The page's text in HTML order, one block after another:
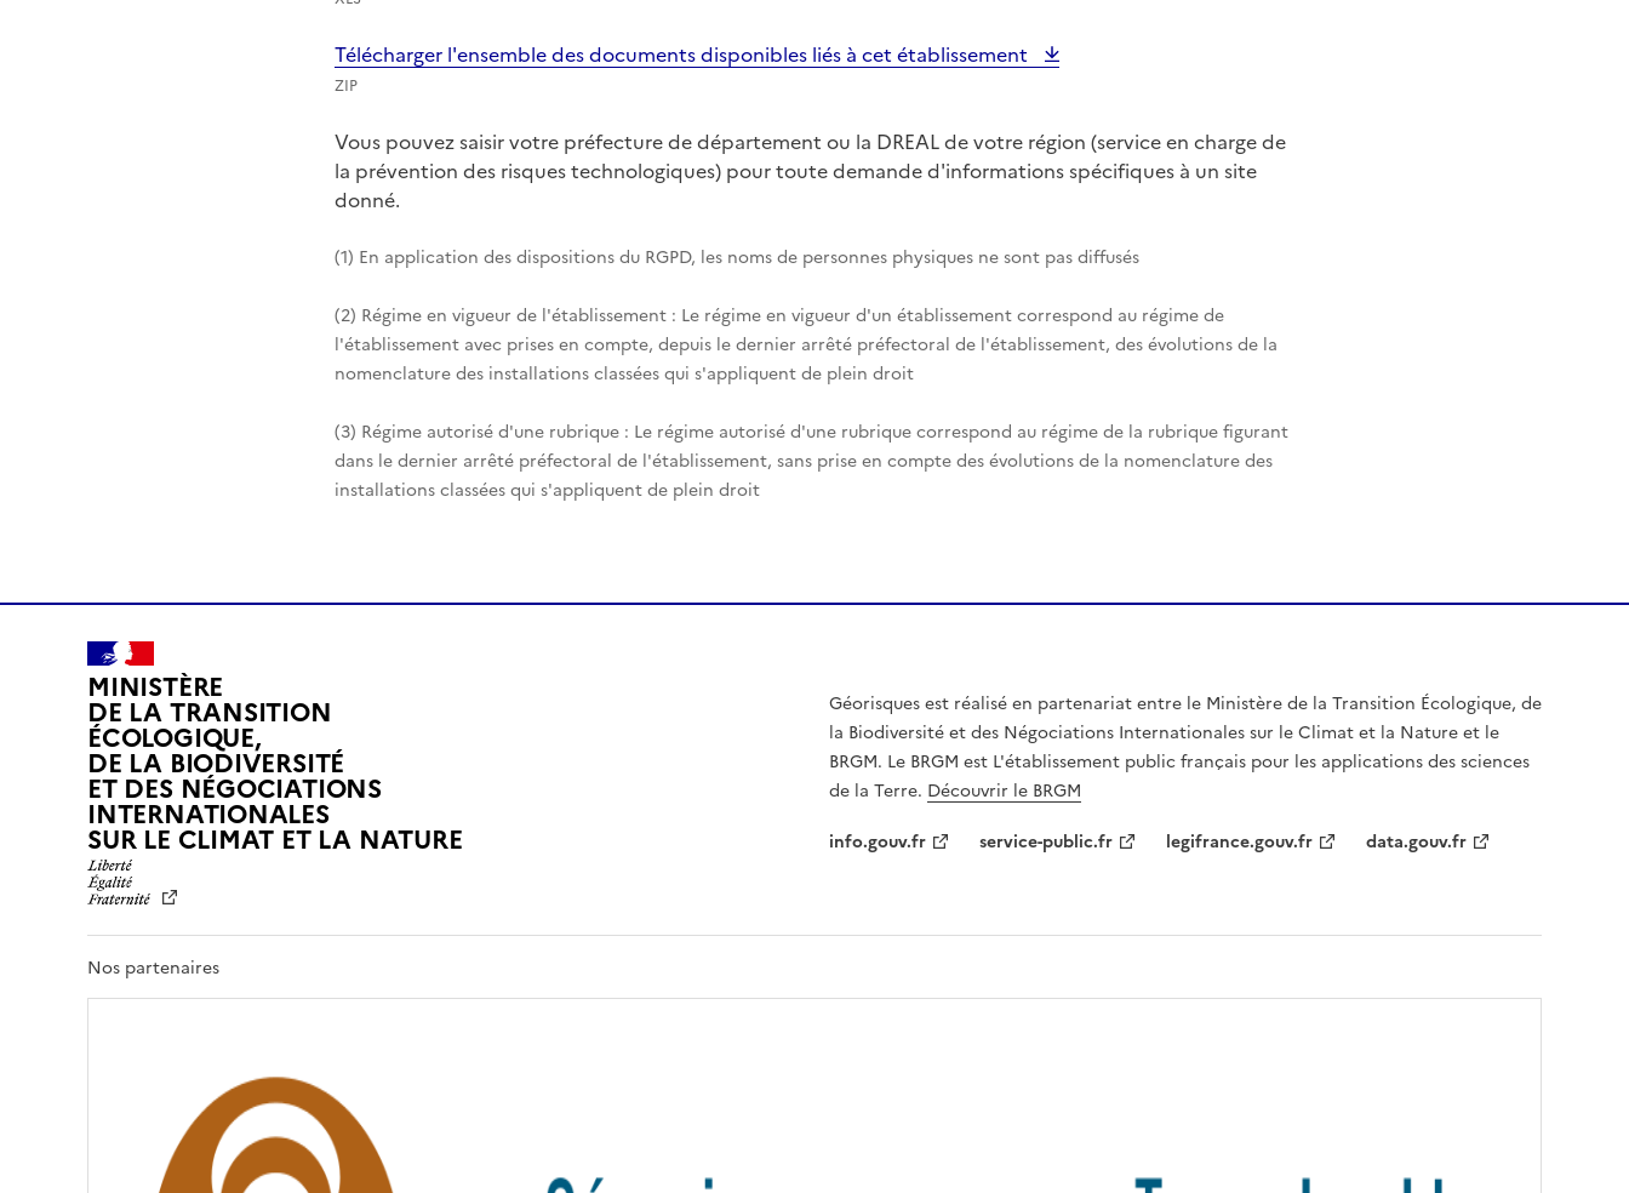
Télécharger l'ensemble des documents disponibles liés à cet établissement
ZIP
Vous pouvez saisir votre préfecture de département ou la DREAL de votre région (service en charge de
la prévention des risques technologiques) pour toute demande d'informations spécifiques à un site
donné.
(1) En application des dispositions du RGPD, les noms de personnes physiques ne sont pas diffusés
(2) Régime en vigueur de l'établissement : Le régime en vigueur d'un établissement correspond au régime de
l'établissement avec prises en compte, depuis le dernier arrêté préfectoral de l'établissement, des évolutions de la
nomenclature des installations classées qui s'appliquent de plein droit
(3) Régime autorisé d'une rubrique : Le régime autorisé d'une rubrique correspond au régime de la rubrique figurant
dans le dernier arrêté préfectoral de l'établissement, sans prise en compte des évolutions de la nomenclature des
installations classées qui s'appliquent de plein droit
MINISTÈRE
DE LA TRANSITION
ÉCOLOGIQUE,
DE LA BIODIVERSITÉ
ET DES NÉGOCIATIONS
INTERNATIONALES
SUR LE CLIMAT ET LA NATUREL
R
É
Géorisques est réalisé en partenariat entre le Ministère de la Transition Écologique, de
la Biodiversité et des Négociations Internationales sur le Climat et la Nature et le
BRGM. Le BRGM est L'établissement public français pour les applications des sciences
de la Terre. Découvrir le BRGM
info.gouv.fr
service-public.fr legifrance.gouv.fr data.gouv.fr
Nos partenaires